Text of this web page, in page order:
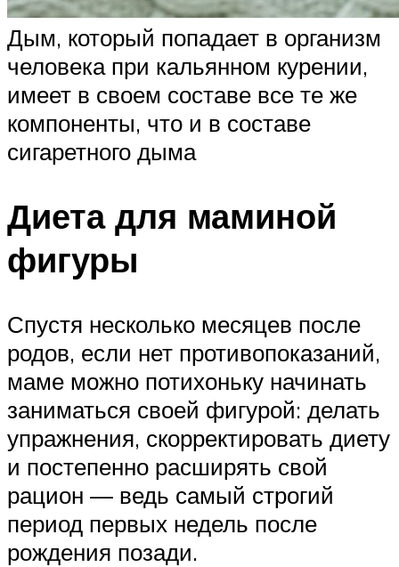
Дым, который попадает в организм
человека при кальянном курении,
имеет в своем составе все те же
компоненты, что и в составе
сигаретного дыма
Диета для маминой
фигуры
Спустя несколько месяцев после
родов, если нет противопоказаний,
маме можно потихоньку начинать
заниматься своей фигурой: делать
упражнения, скорректировать диету
и постепенно расширять свой
рацион — ведь самый строгий
период первых недель после
рождения позади.